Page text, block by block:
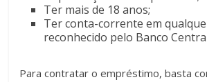
Ter mais de 18 anos;
Ter conta-corrente em
reconhecido pelo Banco
Para contratar o empréstimo, basta